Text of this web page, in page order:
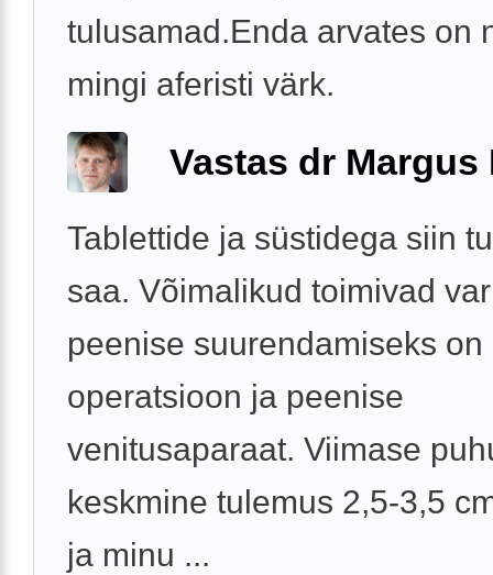
tulusamad.Enda arvates on
mingi aferisti värk.
Vastas dr Margus
Tablettide ja süstidega siin
saa. Võimalikud toimivad
peenise suurendamiseks on
operatsioon ja peenise
venitusaparaat. Viimase
keskmine tulemus 2,5-3,5
ja minu ...